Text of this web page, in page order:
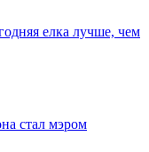
елка лучше, чем
стал мэром